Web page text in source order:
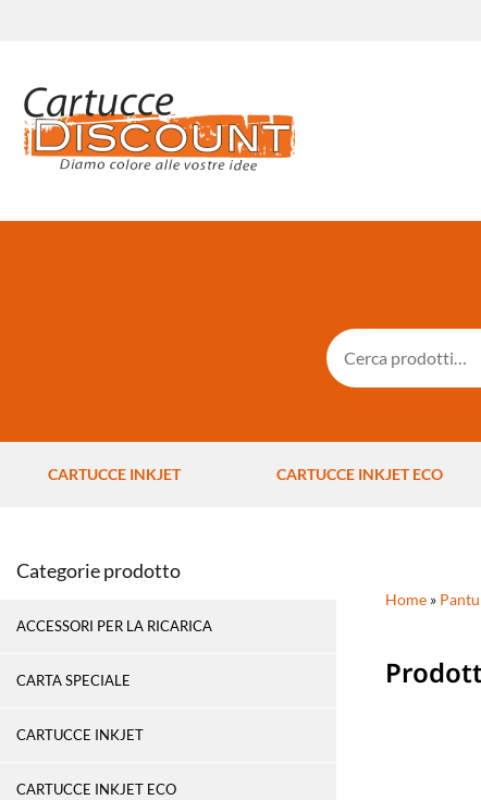
CARTUCCE INKJET CARTUCCE INKJET ECO
Categorie prodotto
ACCESSORI PER LA RICARICA
CARTA SPECIALE
CARTUCCE INKJET
CARTUCCE INKJET ECO
Home»